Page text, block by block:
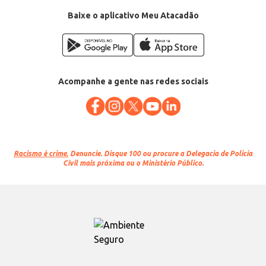
Baixe o aplicativo Meu Atacadão
Acompanhe a gente nas redes sociais
Racismo é crime. Denuncie. Disque 100 ou procure a Delegacia de Polícia
Civil mais próxima ou o Ministério Público.